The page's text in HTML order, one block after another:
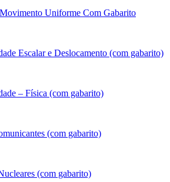
Uniforme Com Gabarito
Escalar e Deslocamento (com gabarito)
– Física (com gabarito)
(com gabarito)
(com gabarito)